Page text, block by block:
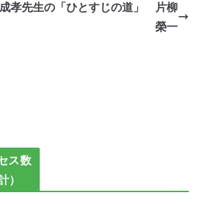
孝先生の「ひとすじの道」 片柳
榮一
ス数
）